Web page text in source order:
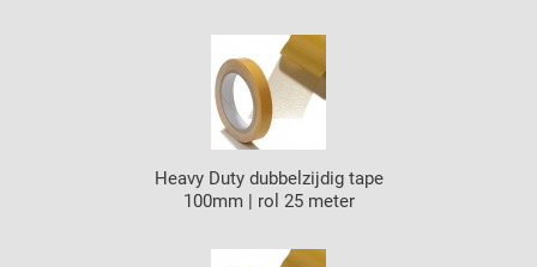
Heavy Duty dubbelzijdig tape
100mm | rol 25 meter